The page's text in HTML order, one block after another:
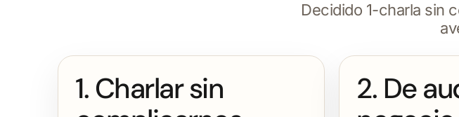
Decidido 1-charla sin
1. Charlar sin
2. De